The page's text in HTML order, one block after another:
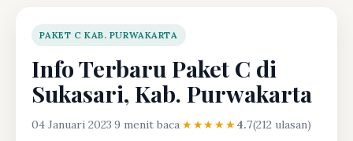
PAKET C KAB. PURWAKARTA
Info Terbaru Paket C di
Sukasari, Kab. Purwakarta
04 Januari 2023·9 menit baca·★★★★★4.7(212 ulasan)